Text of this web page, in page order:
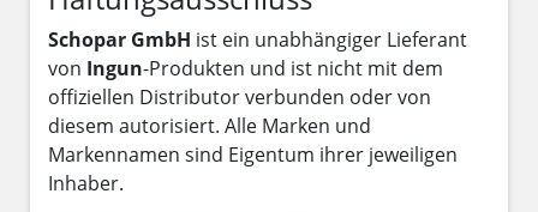
Schopar GmbH ist ein unabhängiger Lieferant
von Ingun-Produkten und ist nicht mit dem
offiziellen Distributor verbunden oder von
diesem autorisiert. Alle Marken und
Markennamen sind Eigentum ihrer jeweiligen
Inhaber.